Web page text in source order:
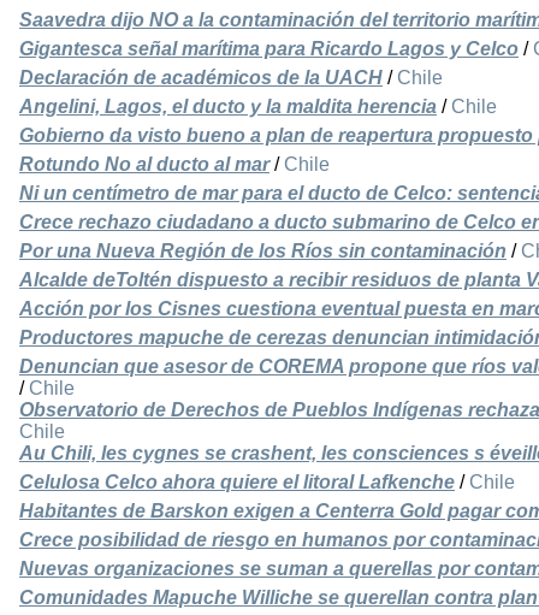
Saavedra dijo NO a la contaminación del territorio
Gigantesca señal marítima para Ricardo Lagos y Celco /
Declaración de académicos de la UACH / Chile
Angelini, Lagos, el ducto y la maldita herencia / Chile
Gobierno da visto bueno a plan de reapertura
Rotundo No al ducto al mar/ Chile
Ni un centímetro de mar para el ducto de Celco:
Crece rechazo ciudadano a ducto submarino de Celco
Por una Nueva Región de los Ríos sin contaminación /
Alcalde deToltén dispuesto a recibir residuos de planta
Acción por los Cisnes cuestiona eventual puesta en
Productores mapuche de cerezas denuncian
Denuncian que asesor de COREMA propone que ríos
/ Chile
Observatorio de Derechos de Pueblos Indígenas
Chile
Au Chili, les cygnes se crashent, les consciences s
Celulosa Celco ahora quiere el litoral Lafkenche / Chile
Habitantes de Barskon exigen a Centerra Gold pagar
Crece posibilidad de riesgo en humanos por
Nuevas organizaciones se suman a querellas por
Comunidades Mapuche Williche se querellan contra